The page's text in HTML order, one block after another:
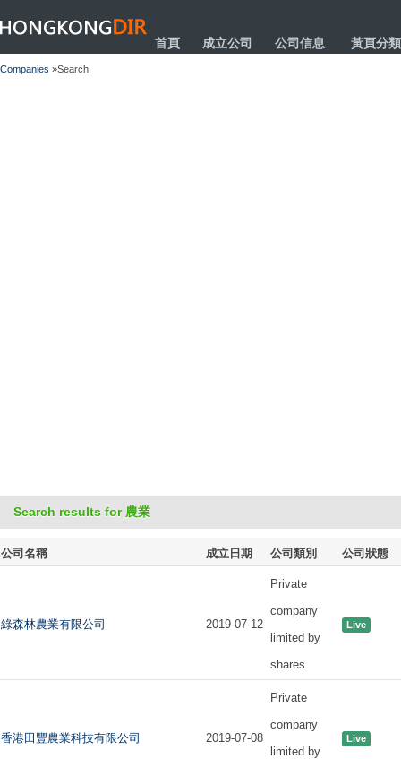
HONGKONGDIR
首頁 成立公司 公司信息 黃頁分類
Companies »Search
Search results for 農業
公司名稱 成立日期 公司類別 公司狀態
綠森林農業有限公司 2019-07-12
Private
company
limited by
shares
Live
香港田豐農業科技有限公司 2019-07-08
Private
company
limited by
Live